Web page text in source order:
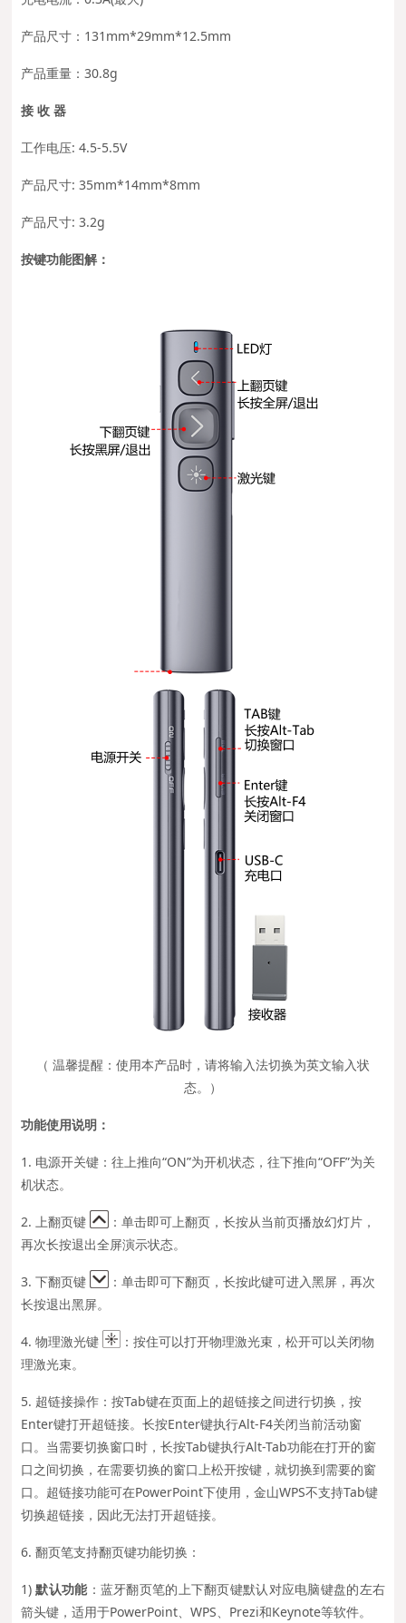
产品尺寸：131mm*29mm*12.5mm
产品重量：30.8g
接 收 器
工作电压: 4.5-5.5V
产品尺寸: 35mm*14mm*8mm
产品尺寸: 3.2g
按键功能图解：
（ 温馨提醒：使用本产品时，请将输入法切换为英文输入状
态。）
功能使用说明：
1. 电源开关键：往上推向“ON”为开机状态，往下推向“OFF”为关
机状态。
2. 上翻页键 ：单击即可上翻页，长按从当前页播放幻灯片，
再次长按退出全屏演示状态。
3. 下翻页键
：单击即可下翻页，长按此键可进入黑屏，再次
长按退出黑屏。
4. 物理激光键
：按住可以打开物理激光束，松开可以关闭物
理激光束。
5. 超链接操作：按Tab键在页面上的超链接之间进行切换，按
Enter键打开超链接。长按Enter键执行Alt-F4关闭当前活动窗
口。当需要切换窗口时，长按Tab键执行Alt-Tab功能在打开的窗
口之间切换，在需要切换的窗口上松开按键，就切换到需要的窗
口。超链接功能可在PowerPoint下使用，金山WPS不支持Tab键
切换超链接，因此无法打开超链接。
6.翻页笔支持翻页键功能切换：
1)默认功能：蓝牙翻页笔的上下翻页键默认对应电脑键盘的左右
箭头键，适用于PowerPoint、WPS、Prezi和Keynote等软件。